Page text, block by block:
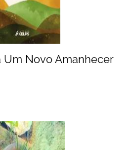
Um Novo Amanhecer